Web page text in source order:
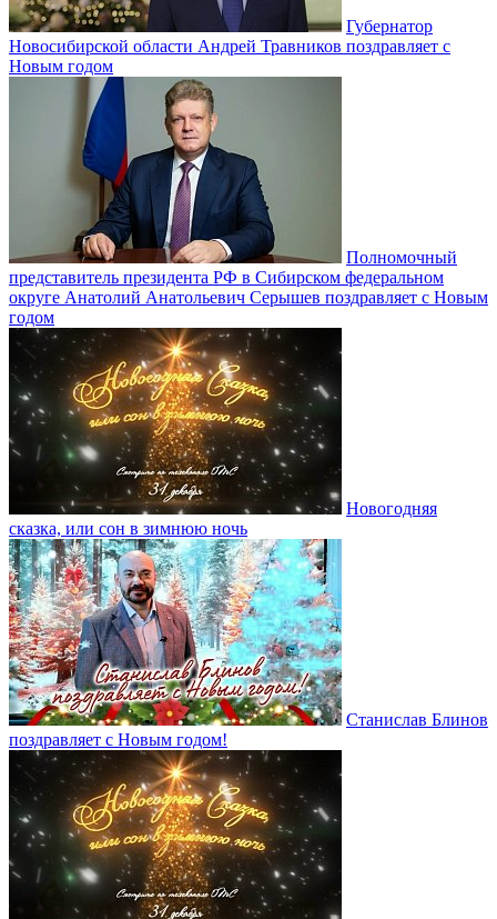
Губернатор
Новосибирской области Андрей Травников поздравляет с
Новым годом
Полномочный
представитель президента РФ в Сибирском федеральном
округе Анатолий Анатольевич Серышев поздравляет с Новым
годом
Новогодняя
сказка, или сон в зимнюю ночь
Станислав Блинов
поздравляет с Новым годом!